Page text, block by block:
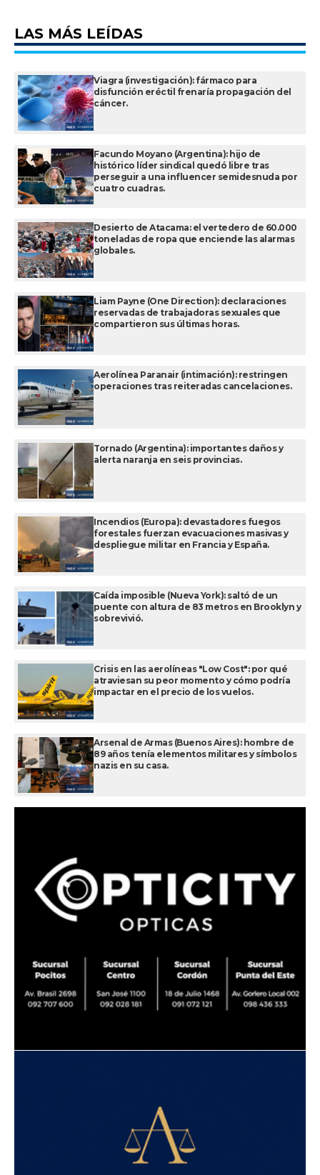
LAS MÁS LEÍDAS
Viagra (investigación): fármaco para
disfunción eréctil frenaría propagación del
cáncer.
Facundo Moyano (Argentina): hijo de
histórico líder sindical quedó libre tras
perseguir a una influencer semidesnuda por
cuatro cuadras.
Desierto de Atacama: el vertedero de 60.000
toneladas de ropa que enciende las alarmas
globales.
Liam Payne (One Direction): declaraciones
reservadas de trabajadoras sexuales que
compartieron sus últimas horas.
Aerolínea Paranair (intimación): restringen
operaciones tras reiteradas cancelaciones.
Tornado (Argentina): importantes daños y
alerta naranja en seis provincias.
Incendios (Europa): devastadores fuegos
forestales fuerzan evacuaciones masivas y
despliegue militar en Francia y España.
Caída imposible (Nueva York): saltó de un
puente con altura de 83 metros en Brooklyn y
sobrevivió.
Crisis en las aerolíneas "Low Cost": por qué
atraviesan su peor momento y cómo podría
impactar en el precio de los vuelos.
Arsenal de Armas (Buenos Aires): hombre de
89 años tenía elementos militares y símbolos
nazis en su casa.